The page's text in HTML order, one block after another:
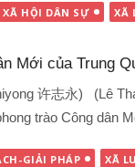
vào
XÃ HỘI DÂN SỰ
XÃ
Mới của Trung
许志永) (Lê
trào Công dân
GIẢI PHÁP XÃ